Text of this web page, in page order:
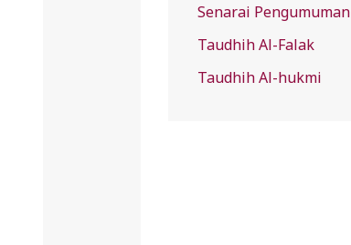
Senarai Pengumuman
Taudhih Al-Falak
Taudhih Al-hukmi